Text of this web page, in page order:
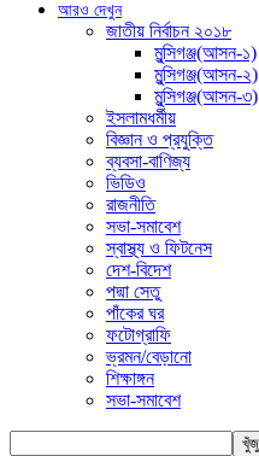
আরও দেখুন
জাতীয় নির্বাচন ২০১৮
মুন্সিগঞ্জ(আসন-১)
মুন্সিগঞ্জ(আসন-২)
মুন্সিগঞ্জ(আসন-৩)
ইসলামধর্মীয়
বিজ্ঞান ও প্রযুক্তি
ব্যবসা-বাণিজ্য
ভিডিও
রাজনীতি
সভা-সমাবেশ
স্বাস্থ্য ও ফিটনেস
দেশ-বিদেশ
পদ্মা সেতু
পাঁকের ঘর
ফটোগ্রাফি
ভ্রমন/বেড়ানো
শিক্ষাঙ্গন
সভা-সমাবেশ